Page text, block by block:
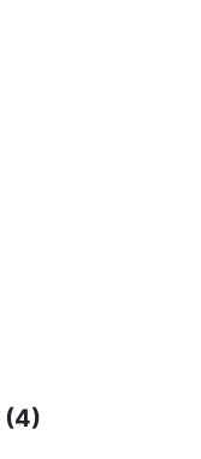
(4)